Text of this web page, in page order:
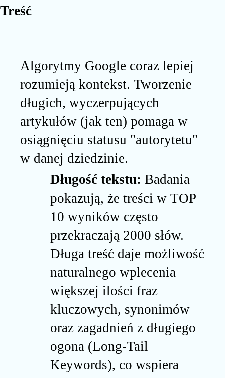
Treść
Algorytmy Google coraz lepiej
rozumieją kontekst. Tworzenie
długich, wyczerpujących
artykułów (jak ten) pomaga w
osiągnięciu statusu "autorytetu"
w danej dziedzinie.
Długość tekstu: Badania
pokazują, że treści w TOP
10 wyników często
przekraczają 2000 słów.
Długa treść daje możliwość
naturalnego wplecenia
większej ilości fraz
kluczowych, synonimów
oraz zagadnień z długiego
ogona (Long-Tail
Keywords), co wspiera